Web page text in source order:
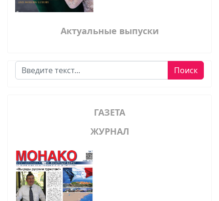
Актуальные выпуски
Поиск Поиск
ГАЗЕТА
ЖУРНАЛ